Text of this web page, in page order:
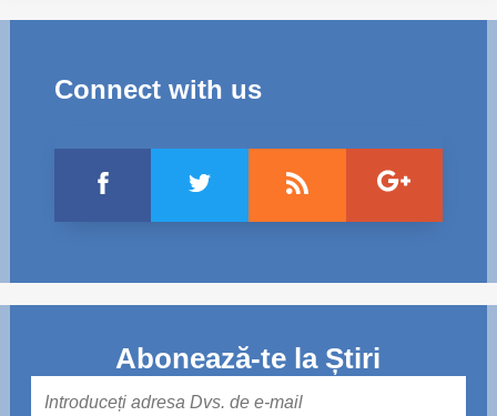
Connect with us
Abonează-te la Știri